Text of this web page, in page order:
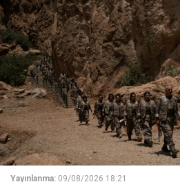
Yayınlanma: 09/08/2026 18:21